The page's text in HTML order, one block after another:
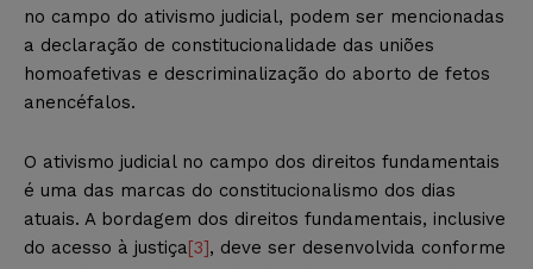
no campo do ativismo judicial, podem ser mencionadas
a declaração de constitucionalidade das uniões
homoafetivas e descriminalização do aborto de fetos
anencéfalos.
O ativismo judicial no campo dos direitos fundamentais
é uma das marcas do constitucionalismo dos dias
atuais. A bordagem dos direitos fundamentais, inclusive
do acesso à justiça[3], deve ser desenvolvida conforme